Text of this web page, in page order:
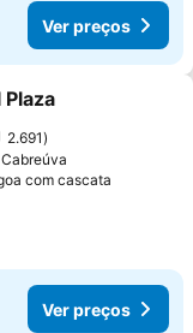
Ver preços
favoritos
2.691
com cascata
Ver preços